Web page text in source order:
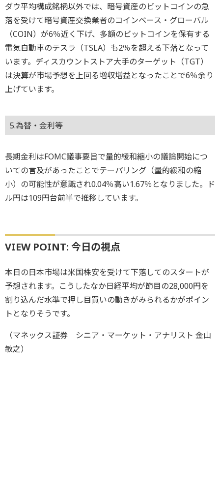
ダウ平均構成銘柄以外では、暗号資産のビットコインの急
落を受けて暗号資産交換業者のコインベース・グローバル
（COIN）が6％近く下げ、多額のビットコインを保有する
電気自動車のテスラ（TSLA）も2％を超える下落となって
います。ディスカウントストア大手のターゲット（TGT）
は決算が市場予想を上回る増収増益となったことで6％余り
上げています。
5.為替・金利等
長期金利はFOMC議事要旨で量的緩和縮小の議論開始につ
いての言及があったことでテーパリング（量的緩和の縮
小）の可能性が意識され0.04％高い1.67％となりました。ド
ル円は109円台前半で推移しています。
VIEW POINT: 今日の視点
本日の日本市場は米国株安を受けて下落してのスタートが
予想されます。こうしたなか日経平均が節目の28,000円を
割り込んだ水準で押し目買いの動きがみられるかがポイン
トとなりそうです。
（マネックス証券 シニア・マーケット・アナリスト 金山
敏之）